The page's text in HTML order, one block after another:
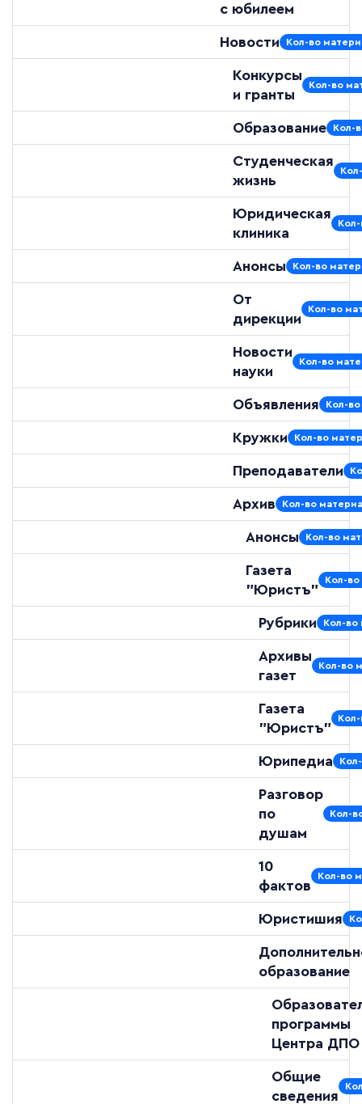
с юбилеем
Новости Кол-во
Конкурсы
и гранты
Кол-во
Образование Кол-
Студенческая
жизнь
Юридическая
клиника
Кол-
Анонсы Кол-во
От
дирекции
Кол-во
Новости
науки
Кол-во
Объявления Кол-во
Кружки Кол-во
Преподаватели
Архив Кол-во
Анонсы Кол-во
Газета
"Юристъ"
Кол-во
Рубрики Кол-во
Архивы
газет
Кол-во
Газета
"Юристъ"
Юрипедиа
Разговор
по
душам
Кол-
10
фактов
Кол-во
Юристишия
образование
программы
Центра ДПО
Общие
сведения